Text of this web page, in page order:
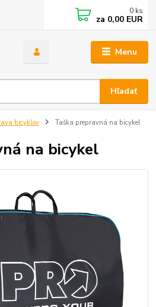
Menu
Hľadať
0 ks
za 0,00 EUR
bicyklov Taška prepravná na bicykel
na bicykel